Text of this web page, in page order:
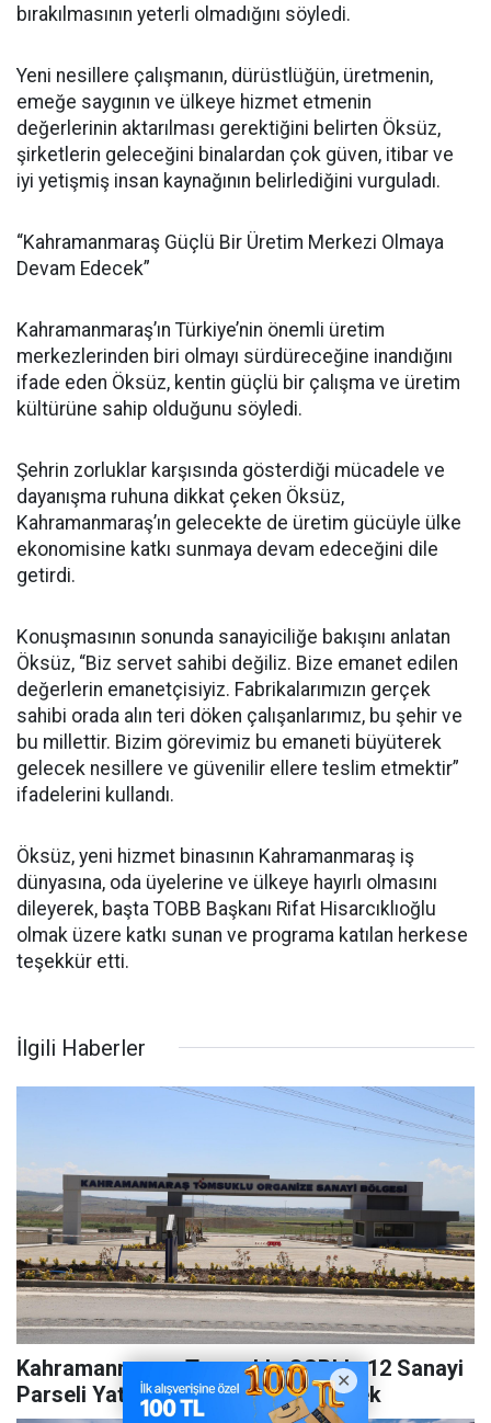
bırakılmasının yeterli olmadığını söyledi.
Yeni nesillere çalışmanın, dürüstlüğün, üretmenin,
emeğe saygının ve ülkeye hizmet etmenin
değerlerinin aktarılması gerektiğini belirten Öksüz,
şirketlerin geleceğini binalardan çok güven, itibar ve
iyi yetişmiş insan kaynağının belirlediğini vurguladı.
“Kahramanmaraş Güçlü Bir Üretim Merkezi Olmaya
Devam Edecek”
Kahramanmaraş’ın Türkiye’nin önemli üretim
merkezlerinden biri olmayı sürdüreceğine inandığını
ifade eden Öksüz, kentin güçlü bir çalışma ve üretim
kültürüne sahip olduğunu söyledi.
Şehrin zorluklar karşısında gösterdiği mücadele ve
dayanışma ruhuna dikkat çeken Öksüz,
Kahramanmaraş’ın gelecekte de üretim gücüyle ülke
ekonomisine katkı sunmaya devam edeceğini dile
getirdi.
Konuşmasının sonunda sanayiciliğe bakışını anlatan
Öksüz, “Biz servet sahibi değiliz. Bize emanet edilen
değerlerin emanetçisiyiz. Fabrikalarımızın gerçek
sahibi orada alın teri döken çalışanlarımız, bu şehir ve
bu millettir. Bizim görevimiz bu emaneti büyüterek
gelecek nesillere ve güvenilir ellere teslim etmektir”
ifadelerini kullandı.
Öksüz, yeni hizmet binasının Kahramanmaraş iş
dünyasına, oda üyelerine ve ülkeye hayırlı olmasını
dileyerek, başta TOBB Başkanı Rifat Hisarcıklıoğlu
olmak üzere katkı sunan ve programa katılan herkese
teşekkür etti.
İlgili Haberler
Kahramanmaraş Tomsuklu OSB’de 12 Sanayi
Parseli Yatırımcılara Tahsis Edilecek